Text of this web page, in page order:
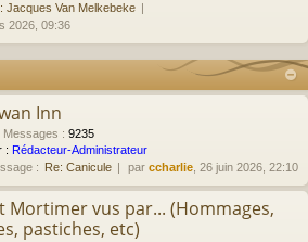
Jacques Van Melkebeke
2026, 09:36
Inn
Messages : 9235
: Rédacteur-Administrateur
: Re: Canicule par ccharlie , 26 juin 2026, 22:10
Mortimer vus par... (Hommages,
pastiches, etc)